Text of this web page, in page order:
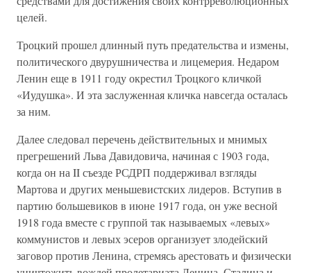
целей.
Троцкий прошел длинный путь предательства и измены,
политического двурушничества и лицемерия. Недаром
Ленин еще в 1911 году окрестил Троцкого кличкой
«Иудушка». И эта заслуженная кличка навсегда осталась
за ним.
Далее следовал перечень действительных и мнимых
прегрешений Льва Давидовича, начиная с 1903 года,
когда он на II съезде РСДРП поддерживал взгляды
Мартова и других меньшевистских лидеров. Вступив в
партию большевиков в июне 1917 года, он уже весной
1918 года вместе с группой так называемых «левых»
коммунистов и левых эсеров организует злодейский
заговор против Ленина, стремясь арестовать и физически